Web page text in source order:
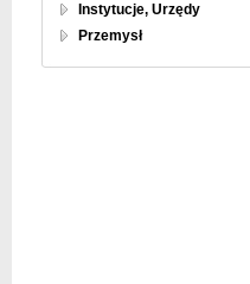
Instytucje, Urzędy
Przemysł